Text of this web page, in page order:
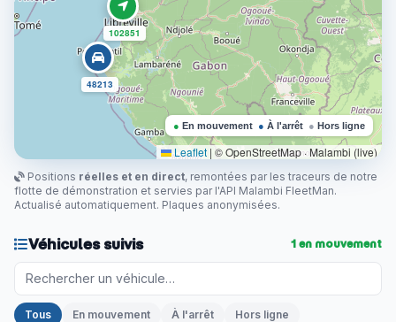
102851
48213
● En mouvement ● À l'arrêt ● Hors ligne
Leaflet | © OpenStreetMap · Malambi (live)
Positions réelles et en direct, remontées par les traceurs de notre
flotte de démonstration et servies par l'API Malambi FleetMan.
Actualisé automatiquement. Plaques anonymisées.
Véhicules suivis 1 en mouvement
Tous En mouvement À l'arrêt Hors ligne